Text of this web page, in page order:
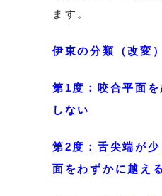
ます。
伊東の分類（改変）
第1度：咬合平面
しない
第2度：舌尖端が
面をわずかに越える